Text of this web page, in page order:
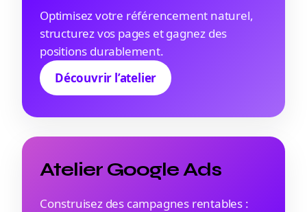
Optimisez votre référencement naturel,
structurez vos pages et gagnez des
positions durablement.
Découvrir l’atelier
Atelier Google Ads
Construisez des campagnes rentables :